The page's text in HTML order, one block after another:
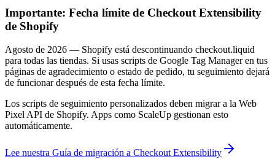
Importante: Fecha límite de Checkout Extensibility
de Shopify
Agosto de 2026 — Shopify está descontinuando checkout.liquid
para todas las tiendas. Si usas scripts de Google Tag Manager en tus
páginas de agradecimiento o estado de pedido, tu seguimiento dejará
de funcionar después de esta fecha límite.
Los scripts de seguimiento personalizados deben migrar a la Web
Pixel API de Shopify. Apps como ScaleUp gestionan esto
automáticamente.
Lee nuestra Guía de migración a Checkout Extensibility